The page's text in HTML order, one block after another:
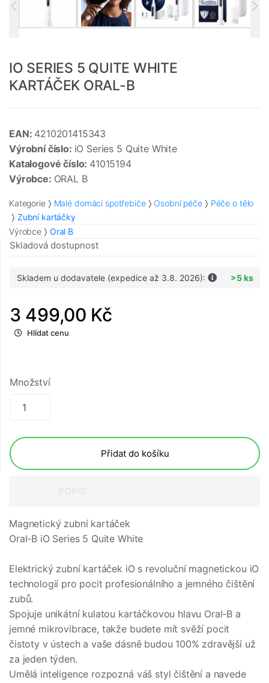
IO SERIES 5 QUITE WHITE
KARTÁČEK ORAL-B
EAN: 4210201415343
Výrobní číslo: iO Series 5 Quite White
Katalogové číslo: 41015194
Výrobce: ORAL B
Kategorie Malé domácí spotřebiče Osobní péče
Péče o tělo
Zubní kartáčky
Výrobce
Oral B
Skladová dostupnost
Skladem u dodavatele (expedice až 3.8. 2026): >5 ks
3 499,00 Kč
Hlídat cenu
Množství
Přidat do košíku
Magnetický zubní kartáček
Oral-B iO Series 5 Quite White
Elektrický zubní kartáček iO s revoluční magnetickou iO
technologií pro pocit profesionálního a jemného čištění
zubů.
Spojuje unikátní kulatou kartáčkovou hlavu Oral-B a
jemné mikrovibrace, takže budete mít svěží pocit
čistoty v ústech a vaše dásně budou 100% zdravější už
za jeden týden.
Umělá inteligence rozpozná váš styl čištění a navede